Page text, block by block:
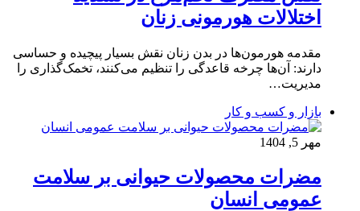
اختلالات هورمونی زنان
مقدمه هورمون‌ها در بدن زنان نقش بسیار پیچیده و حساسی
دارند: آن‌ها چرخه قاعدگی را تنظیم می‌کنند، تخمک‌گذاری را
مدیریت…
بازار و کسب و کار
مهر 5, 1404
مضرات محصولات حیوانی بر سلامت
عمومی انسان